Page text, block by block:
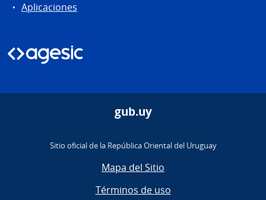
Aplicaciones
gub.uy
Sitio oficial de la República Oriental del Uruguay
Mapa del Sitio
Términos de uso